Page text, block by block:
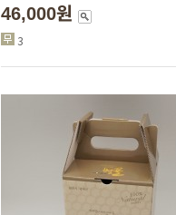
46,000원
3